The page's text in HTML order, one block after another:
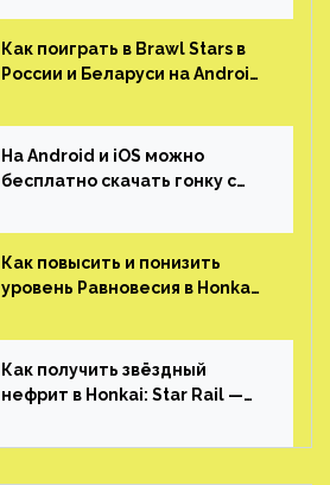
открытым миром, прокачкой,
гонками и тюнингом машины
Как поиграть в Brawl Stars в
России и Беларуси на Android
На Android и iOS можно
бесплатно скачать гонку с
который больше, чем в
Skyrim и GTA: San Andreas
Как повысить и понизить
уровень Равновесия в Honkai:
Как получить звёздный
нефрит в Honkai: Star Rail —